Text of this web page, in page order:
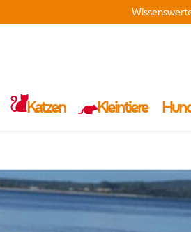
Katzen Kleintiere